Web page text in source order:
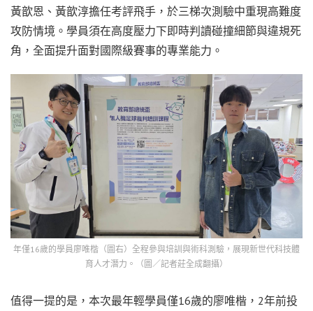
黃歆恩、黃歆淳擔任考評飛手，於三梯次測驗中重現高難度
攻防情境。學員須在高度壓力下即時判讀碰撞細節與違規死
角，全面提升面對國際級賽事的專業能力。
年僅16歲的學員廖唯楷（圖右）全程參與培訓與術科測驗，展現新世代科技體
育人才潛力。（圖／記者莊全成翻攝）
值得一提的是，本次最年輕學員僅16歲的廖唯楷，2年前投